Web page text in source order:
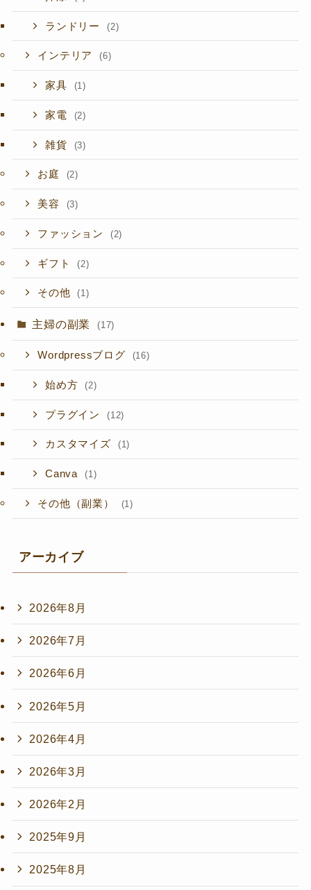
ランドリー (2)
インテリア (6)
家具 (1)
家電 (2)
雑貨 (3)
お庭 (2)
美容 (3)
ファッション (2)
ギフト (2)
その他 (1)
主婦の副業 (17)
Wordpressブログ (16)
始め方 (2)
プラグイン (12)
カスタマイズ (1)
Canva (1)
その他（副業） (1)
アーカイブ
2026年8月
2026年7月
2026年6月
2026年5月
2026年4月
2026年3月
2026年2月
2025年9月
2025年8月